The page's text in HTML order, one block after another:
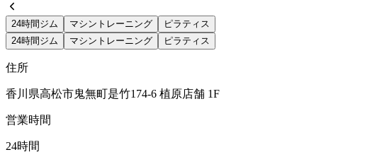
24時間ジム マシントレーニング
ピラティス
24時間ジム
マシントレーニング ピラティス
住所
香川県高松市鬼無町是竹174-6 植原店舗 1F
営業時間
24時間